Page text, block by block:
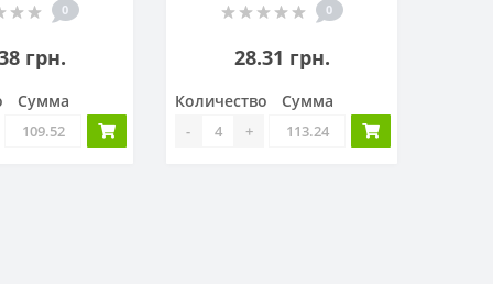
0
грн.
Сумма
0
28.31 грн.
Количество
- +
Сумма